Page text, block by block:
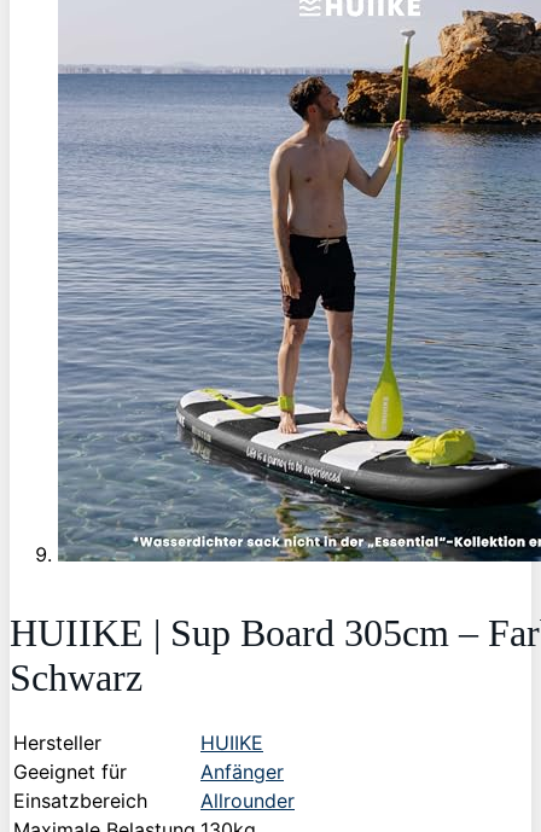
HUIIKE | Sup Board 305cm –
Schwarz
Hersteller
HUIIKE
Geeignet für
Anfänger
Einsatzbereich
Allrounder